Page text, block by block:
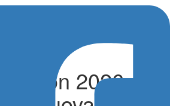
2026,